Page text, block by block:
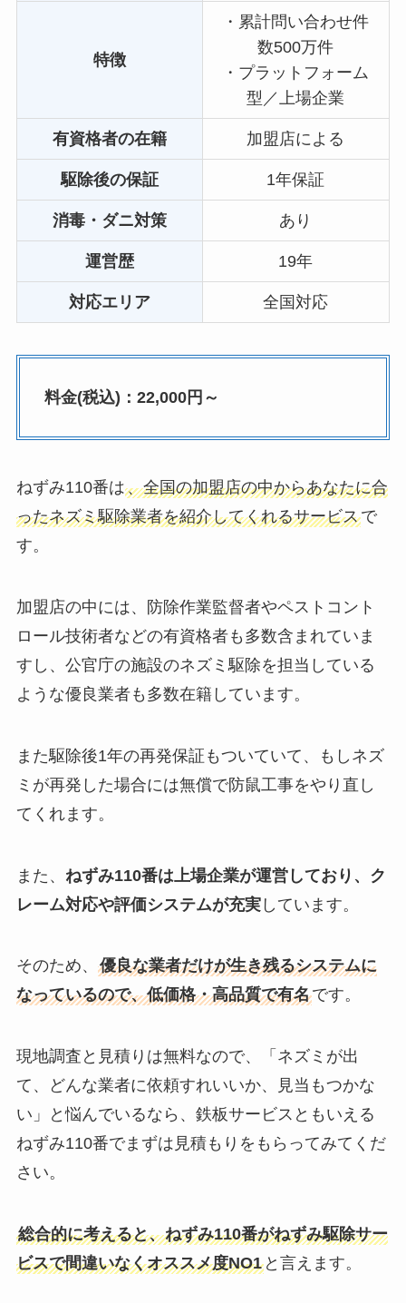
特徴
・累計問い合わせ件
数500万件
・プラットフォーム
型／上場企業
有資格者の在籍 加盟店による
駆除後の保証 1年保証
消毒・ダニ対策 あり
運営歴 19年
対応エリア 全国対応
料金(税込)：22,000円～
ねずみ110番は、全国の加盟店の中からあなたに合
ったネズミ駆除業者を紹介してくれるサービスで
す。
加盟店の中には、防除作業監督者やペストコント
ロール技術者などの有資格者も多数含まれていま
すし、公官庁の施設のネズミ駆除を担当している
ような優良業者も多数在籍しています。
また駆除後1年の再発保証もついていて、もしネズ
ミが再発した場合には無償で防鼠工事をやり直し
てくれます。
また、 ねずみ110番は上場企業が運営しており、ク
レーム対応や評価システムが充実しています。
そのため、 優良な業者だけが生き残るシステムに
なっているので、低価格・高品質で有名です。
現地調査と見積りは無料なので、「ネズミが出
て、どんな業者に依頼すれいいか、見当もつかな
い」と悩んでいるなら、鉄板サービスともいえる
ねずみ110番でまずは見積もりをもらってみてくだ
さい。
総合的に考えると、ねずみ110番がねずみ駆除サー
ビスで間違いなくオススメ度NO1と言えます。